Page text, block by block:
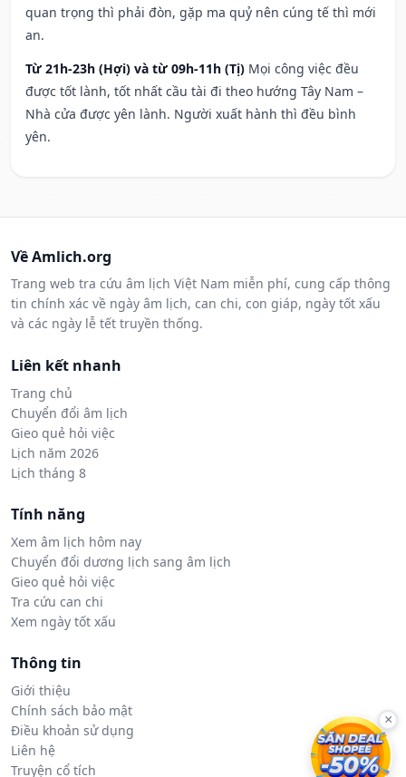
quan trọng thì phải đòn, gặp ma quỷ nên cúng tế thì mới
an.
Từ 21h-23h (Hợi) và từ 09h-11h (Tị) Mọi công việc đều
được tốt lành, tốt nhất cầu tài đi theo hướng Tây Nam –
Nhà cửa được yên lành. Người xuất hành thì đều bình
yên.
Về Amlich.org
Trang web tra cứu âm lịch Việt Nam miễn phí, cung cấp thông
tin chính xác về ngày âm lịch, can chi, con giáp, ngày tốt xấu
và các ngày lễ tết truyền thống.
Liên kết nhanh
Trang chủ
Chuyển đổi âm lịch
Gieo quẻ hỏi việc
Lịch năm 2026
Lịch tháng 8
Tính năng
Xem âm lịch hôm nay
Chuyển đổi dương lịch sang âm lịch
Gieo quẻ hỏi việc
Tra cứu can chi
Xem ngày tốt xấu
Thông tin
Giới thiệu
Chính sách bảo mật
Điều khoản sử dụng
Liên hệ
Truyện cổ tích
×